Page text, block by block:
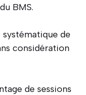
BMS.
systématique de
considération
de sessions